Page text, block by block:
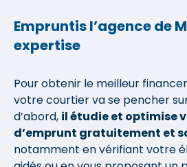
Empruntis l’agence de
expertise
Pour obtenir le meilleur
votre courtier va se pencher
d’abord, il étudie et optimise
d’emprunt gratuitement et
notamment en vérifiant votre